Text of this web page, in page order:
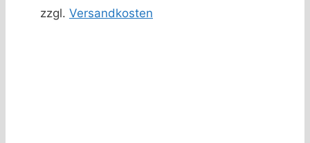
zzgl. Versandkosten